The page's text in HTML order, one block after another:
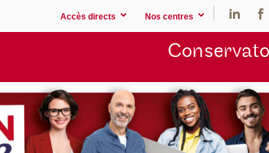
Accès directs Nos centres